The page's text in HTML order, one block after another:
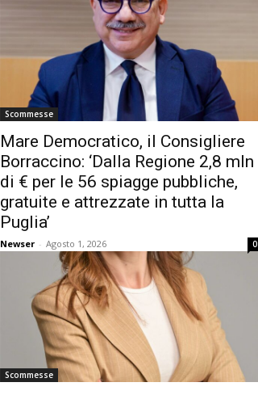
Scommesse
Mare Democratico, il Consigliere
Borraccino: ‘Dalla Regione 2,8 mln
di € per le 56 spiagge pubbliche,
gratuite e attrezzate in tutta la
Puglia’
Newser - Agosto 1, 2026 0
Scommesse